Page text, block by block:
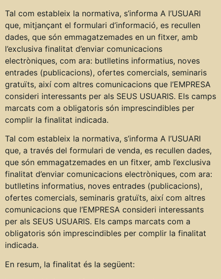
Tal com estableix la normativa, s’informa A l’USUARI
que, mitjançant el formulari d’informació, es recullen
dades, que són emmagatzemades en un fitxer, amb
l’exclusiva finalitat d’enviar comunicacions
electròniques, com ara: butlletins informatius, noves
entrades (publicacions), ofertes comercials, seminaris
gratuïts, així com altres comunicacions que l’EMPRESA
consideri interessants per als SEUS USUARIS. Els camps
marcats com a obligatoris són imprescindibles per
complir la finalitat indicada.
Tal com estableix la normativa, s’informa A l’USUARI
que, a través del formulari de venda, es recullen dades,
que són emmagatzemades en un fitxer, amb l’exclusiva
finalitat d’enviar comunicacions electròniques, com ara:
butlletins informatius, noves entrades (publicacions),
ofertes comercials, seminaris gratuïts, així com altres
comunicacions que l’EMPRESA consideri interessants
per als SEUS USUARIS. Els camps marcats com a
obligatoris són imprescindibles per complir la finalitat
indicada.
En resum, la finalitat és la següent: